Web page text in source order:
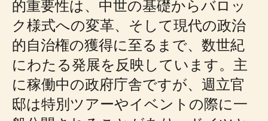
的重要性は、中世の基礎からバロッ
ク様式への変革、そして現代の政治
的自治権の獲得に至るまで、数世紀
にわたる発展を反映しています。主
に稼働中の政府庁舎ですが、週立官
邸は特別ツアーやイベントの際に一